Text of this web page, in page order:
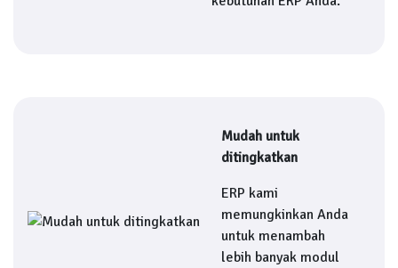
Mudah untuk
ditingkatkan
ERP kami
memungkinkan Anda
untuk menambah
lebih banyak modul